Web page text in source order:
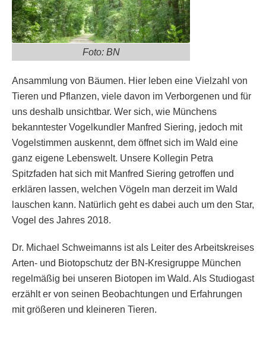
Foto: BN
Ansammlung von Bäumen. Hier leben eine Vielzahl von
Tieren und Pflanzen, viele davon im Verborgenen und für
uns deshalb unsichtbar. Wer sich, wie Münchens
bekanntester Vogelkundler Manfred Siering, jedoch mit
Vogelstimmen auskennt, dem öffnet sich im Wald eine
ganz eigene Lebenswelt. Unsere Kollegin Petra
Spitzfaden hat sich mit Manfred Siering getroffen und
erklären lassen, welchen Vögeln man derzeit im Wald
lauschen kann. Natürlich geht es dabei auch um den Star,
Vogel des Jahres 2018.
Dr. Michael Schweimanns ist als Leiter des Arbeitskreises
Arten- und Biotopschutz der BN-Kresigruppe München
regelmäßig bei unseren Biotopen im Wald. Als Studiogast
erzählt er von seinen Beobachtungen und Erfahrungen
mit größeren und kleineren Tieren.